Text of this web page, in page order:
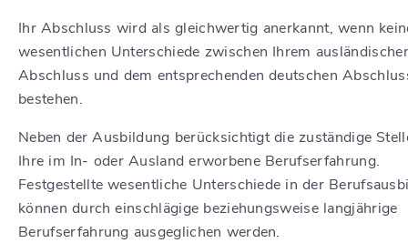
Ihr Abschluss wird als gleichwertig anerkannt, wenn
wesentlichen Unterschiede zwischen Ihrem
Abschluss und dem entsprechenden deutschen
bestehen.
Neben der Ausbildung berücksichtigt die zuständige
Ihre im In- oder Ausland erworbene Berufserfahrung.
Festgestellte wesentliche Unterschiede in der
können durch einschlägige beziehungsweise langjährige
Berufserfahrung ausgeglichen werden.